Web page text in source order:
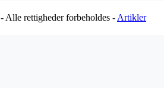
- Alle rettigheder forbeholdes - Artikler